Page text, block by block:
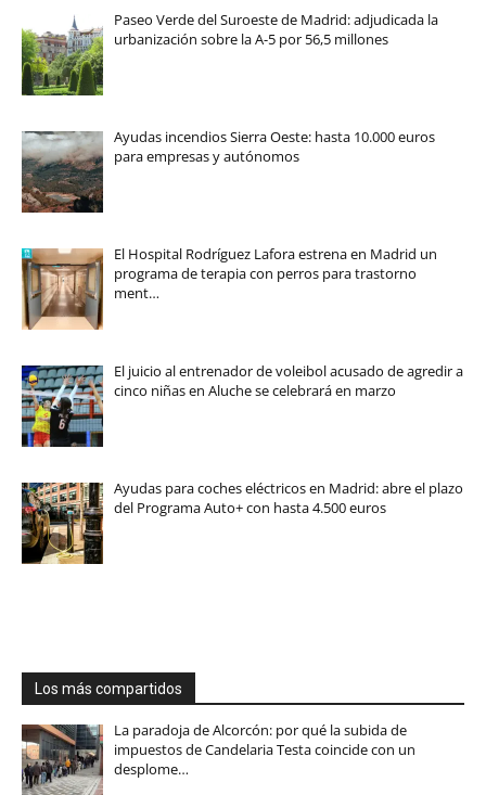
Paseo Verde del Suroeste de Madrid: adjudicada la
urbanización sobre la A-5 por 56,5 millones
Ayudas incendios Sierra Oeste: hasta 10.000 euros
para empresas y autónomos
El Hospital Rodríguez Lafora estrena en Madrid un
programa de terapia con perros para trastorno
ment…
El juicio al entrenador de voleibol acusado de agredir a
cinco niñas en Aluche se celebrará en marzo
Ayudas para coches eléctricos en Madrid: abre el plazo
del Programa Auto+ con hasta 4.500 euros
Los más compartidos
La paradoja de Alcorcón: por qué la subida de
impuestos de Candelaria Testa coincide con un
desplome…